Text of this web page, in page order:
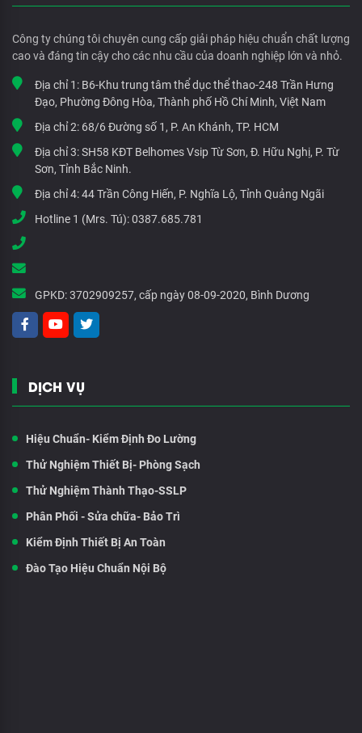
Công ty chúng tôi chuyên cung cấp giải pháp hiệu chuẩn chất lượng
cao và đáng tin cậy cho các nhu cầu của doanh nghiệp lớn và nhỏ.
Địa chỉ 1: B6-Khu trung tâm thể dục thể thao-248 Trần Hưng
Đạo, Phường Đông Hòa, Thành phố Hồ Chí Minh, Việt Nam
Địa chỉ 2: 68/6 Đường số 1, P. An Khánh, TP. HCM
Địa chỉ 3:SH58 KĐT Belhomes Vsip Từ Sơn, Đ. Hữu Nghị, P. Từ
Sơn, Tỉnh Bắc Ninh.
Địa chỉ 4:44 Trần Công Hiến, P. Nghĩa Lộ, Tỉnh Quảng Ngãi
Hotline 1 (Mrs. Tú):0387.685.781
GPKD:3702909257, cấp ngày 08-09-2020, Bình Dương
DỊCH VỤ
Hiệu Chuẩn- Kiểm Định Đo Lường
Thử Nghiệm Thiết Bị- Phòng Sạch
Thử Nghiệm Thành Thạo-SSLP
Phân Phối - Sửa chữa- Bảo Trì
Kiểm Định Thiết Bị An Toàn
Đào Tạo Hiệu Chuẩn Nội Bộ